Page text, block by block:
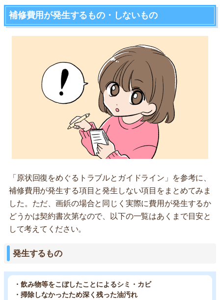
補修費用が発生するもの・しないもの
「原状回復をめぐるトラブルとガイドライン」を参考に、
補修費用が発生する項目と発生しない項目をまとめてみま
した。ただ、画鋲の場合と同じく実際に費用が発生するか
どうかは契約書次第なので、以下の一覧はあくまで目安と
して考えてください。
発生するもの
・飲み物等をこぼしたことによるシミ・カビ
・掃除しなかったため深く残った油汚れ